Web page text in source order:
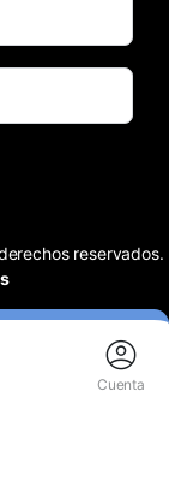
reservados.
Cuenta